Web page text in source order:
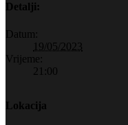
Detalji:
Datum:
19/05/2023
Vrijeme:
21:00
Lokacija